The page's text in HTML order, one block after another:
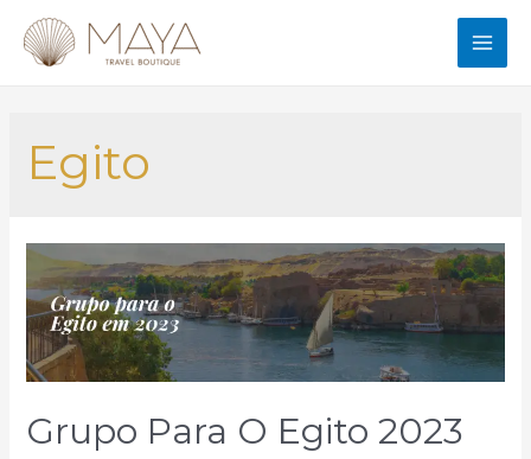
para
Egito
Grupo Para O Egito 2023